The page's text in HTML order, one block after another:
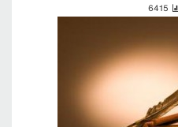
6415